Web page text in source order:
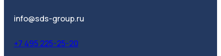
info@sds-group.ru
+7 495 225-25-20